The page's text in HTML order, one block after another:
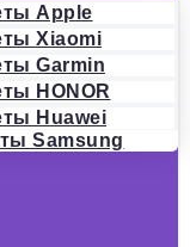
Apple
Xiaomi
Garmin
HONOR
Huawei
Samsung